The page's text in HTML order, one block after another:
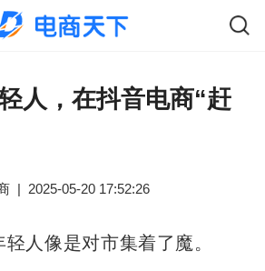
人，在抖音电商“赶
| 2025-05-20 17:52:26
像是对市集着了魔。